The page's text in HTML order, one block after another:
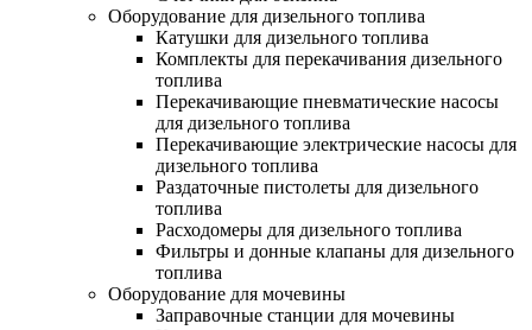
Оборудование для дизельного топлива
Катушки для дизельного топлива
Комплекты для перекачивания дизельного
топлива
Перекачивающие пневматические насосы
для дизельного топлива
Перекачивающие электрические насосы для
дизельного топлива
Раздаточные пистолеты для дизельного
топлива
Расходомеры для дизельного топлива
Фильтры и донные клапаны для дизельного
топлива
Оборудование для мочевины
Заправочные станции для мочевины